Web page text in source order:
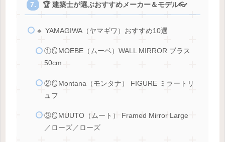
🏆 建築士が選ぶおすすめメーカー＆モデル👓
🔹 YAMAGIWA（ヤマギワ）おすすめ10選
①🪞MOEBE（ムーベ）WALL MIRROR ブラス
50cm
②🪞Montana（モンタナ） FIGURE ミラートリ
ュフ
③🪞MUUTO（ムート） Framed Mirror Large
／ローズ／ローズ